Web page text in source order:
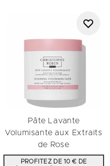
Pâte Lavante
Volumisante aux Extraits
de Rose
PROFITEZ DE 10 € DE